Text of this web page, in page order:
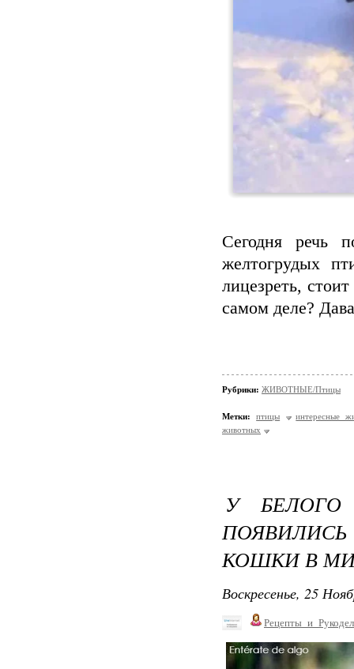
Сегодня речь
желтогрудых
лицезреть,
самом деле?
Рубрики: ЖИВОТНЫЕ/Птицы
Метки: птицы
интересные
животных
У
КОШКИ В
Воскресенье, 25